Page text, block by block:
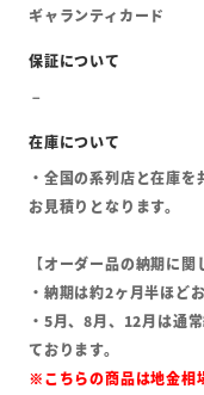
ギャランティカード
・全国の系列店と在庫
お見積りとなります。
【オーダー品の納期に関
・納期は約2ヶ月半ほど
・5月、8月、12月は通
ております。
※こちらの商品は地金相